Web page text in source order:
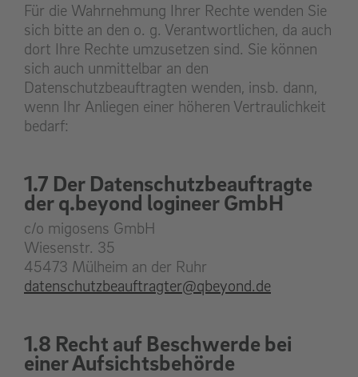
Für die Wahrnehmung Ihrer Rechte wenden Sie
sich bitte an den o. g. Verantwortlichen, da auch
dort Ihre Rechte umzusetzen sind. Sie können
sich auch unmittelbar an den
Datenschutzbeauftragten wenden, insb. dann,
wenn Ihr Anliegen einer höheren Vertraulichkeit
bedarf:
1.7 Der Datenschutzbeauftragte
der q.beyond logineer GmbH
c/o migosens GmbH
Wiesenstr. 35
45473 Mülheim an der Ruhr
datenschutzbeauftragter@qbeyond.de
1.8 Recht auf Beschwerde bei
einer Aufsichtsbehörde